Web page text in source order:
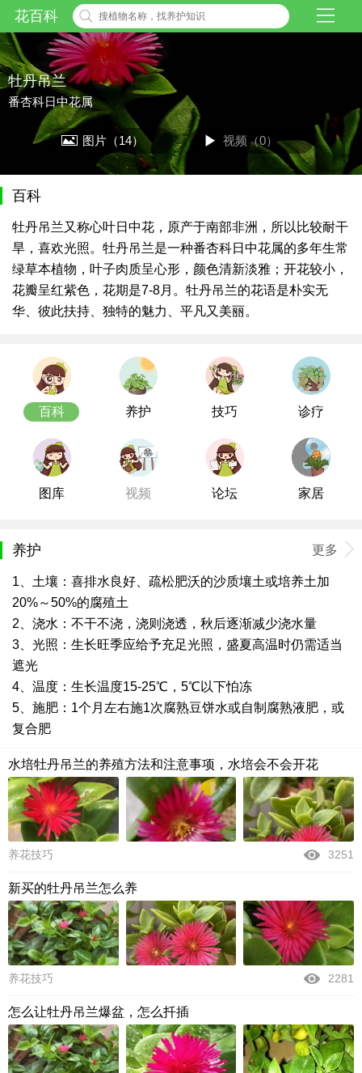
花百科
牡丹吊兰
番杏科日中花属
图片（14） 视频（0）
百科
牡丹吊兰又称心叶日中花，原产于南部非洲，所以比较耐干
旱，喜欢光照。牡丹吊兰是一种番杏科日中花属的多年生常
绿草本植物，叶子肉质呈心形，颜色清新淡雅；开花较小，
花瓣呈红紫色，花期是7-8月。牡丹吊兰的花语是朴实无
华、彼此扶持、独特的魅力、平凡又美丽。
百科 养护 技巧 诊疗
图库 视频 论坛 家居
养护 更多
1、土壤：喜排水良好、疏松肥沃的沙质壤土或培养土加
20%～50%的腐殖土
2、浇水：不干不浇，浇则浇透，秋后逐渐减少浇水量
3、光照：生长旺季应给予充足光照，盛夏高温时仍需适当
遮光
4、温度：生长温度15-25℃，5℃以下怕冻
5、施肥：1个月左右施1次腐熟豆饼水或自制腐熟液肥，或
复合肥
水培牡丹吊兰的养殖方法和注意事项，水培会不会开花
养花技巧 3251
新买的牡丹吊兰怎么养
养花技巧 2281
怎么让牡丹吊兰爆盆，怎么扦插